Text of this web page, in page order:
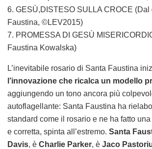
6. GESÙ,DISTESO SULLA CROCE (Dal
Faustina, ©LEV2015)
7. PROMESSA DI GESÙ
Faustina Kowalska)
L’inevitabile rosario di Santa Faustina
l’innovazione che ricalca un modello
aggiungendo un tono ancora più
autoflagellante: Santa Faustina ha
standard come il rosario e ne ha fatto
e corretta, spinta all’estremo. Santa
Davis, è Charlie Parker, è Jaco